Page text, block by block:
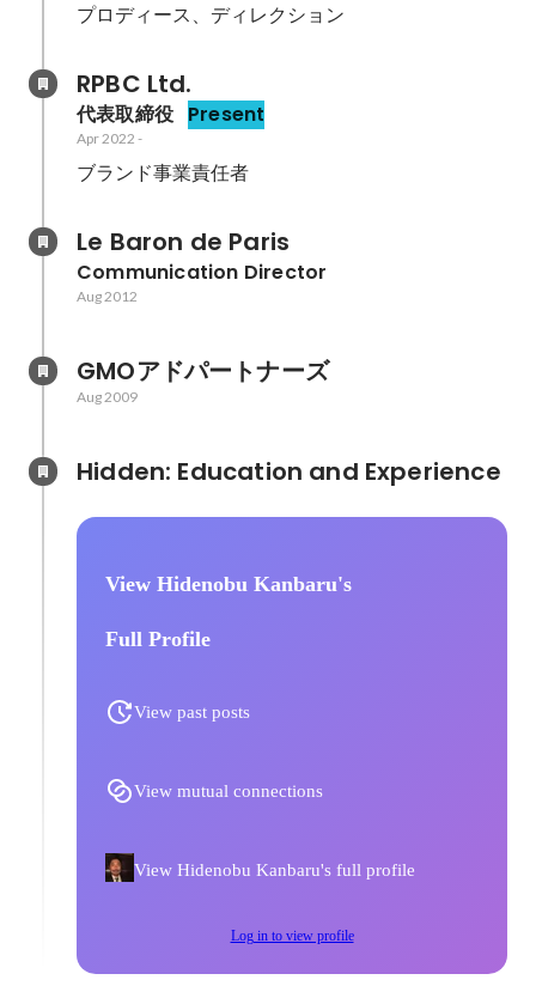
プロディース、ディレクション
RPBC Ltd.
代表取締役 Present
Apr 2022 -
ブランド事業責任者
Le Baron de Paris
Communication Director
Aug 2012
GMOアドパートナーズ
Aug 2009
View Hidenobu Kanbaru's
Full Profile
View past posts
View mutual connections
View Hidenobu Kanbaru's full profile
Log in to view profile